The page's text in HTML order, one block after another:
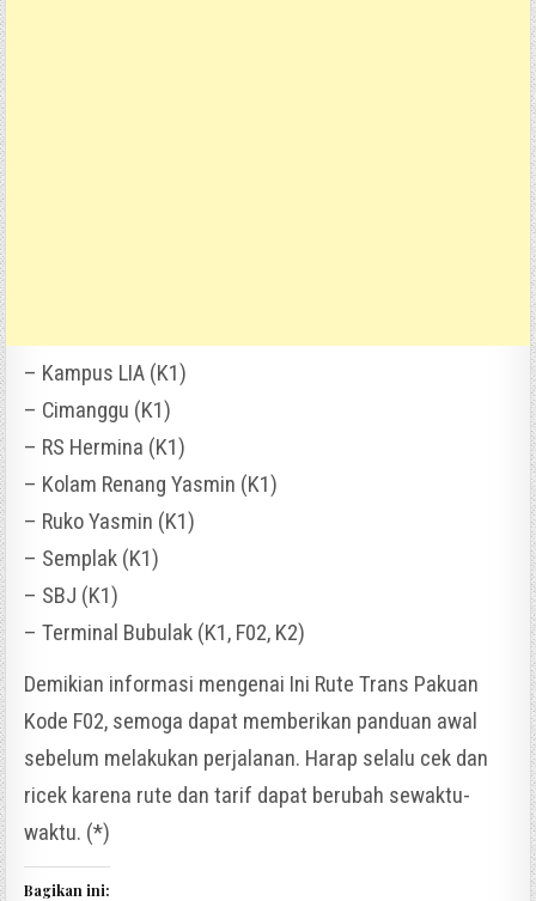
– Kampus LIA (K1)
– Cimanggu (K1)
– RS Hermina (K1)
– Kolam Renang Yasmin (K1)
– Ruko Yasmin (K1)
– Semplak (K1)
– SBJ (K1)
– Terminal Bubulak (K1, F02, K2)
Demikian informasi mengenai Ini Rute Trans Pakuan
Kode F02, semoga dapat memberikan panduan awal
sebelum melakukan perjalanan. Harap selalu cek dan
ricek karena rute dan tarif dapat berubah sewaktu-
waktu. (*)
Bagikan ini: